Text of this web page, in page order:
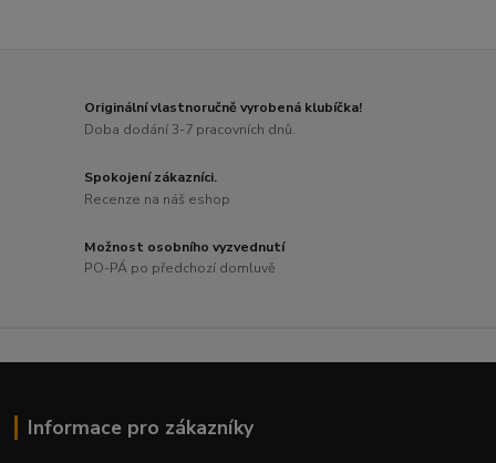
Originální vlastnoručně vyrobená klubíčka!
Doba dodání 3-7 pracovních dnů.
Spokojení zákazníci.
Recenze na náš eshop
Možnost osobního vyzvednutí
PO-PÁ po předchozí domluvě
Informace pro zákazníky